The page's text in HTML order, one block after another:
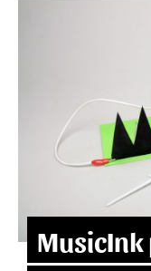
MusicInk